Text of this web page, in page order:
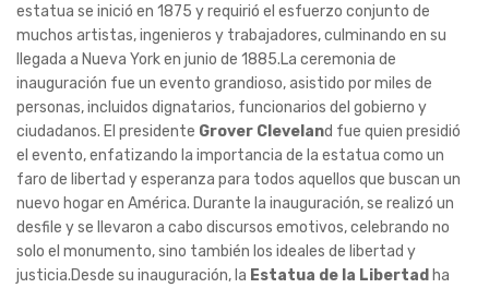
estatua se inició en 1875 y requirió el esfuerzo conjunto de
muchos artistas, ingenieros y trabajadores, culminando en su
llegada a Nueva York en junio de 1885.La ceremonia de
inauguración fue un evento grandioso, asistido por miles de
personas, incluidos dignatarios, funcionarios del gobierno y
ciudadanos. El presidente Grover Cleveland fue quien presidió
el evento, enfatizando la importancia de la estatua como un
faro de libertad y esperanza para todos aquellos que buscan un
nuevo hogar en América. Durante la inauguración, se realizó un
desfile y se llevaron a cabo discursos emotivos, celebrando no
solo el monumento, sino también los ideales de libertad y
justicia.Desde su inauguración, la Estatua de la Libertad ha